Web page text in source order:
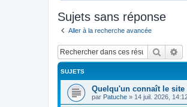
Sujets sans réponse
Aller à la recherche avancée
SUJETS
Quelqu'un connaît le
par Patuche » 14 juil. 2026,